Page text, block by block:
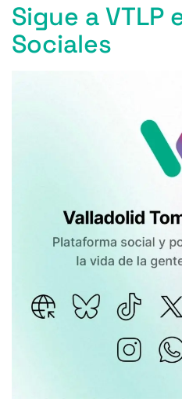
Sigue a VTLP
Sociales